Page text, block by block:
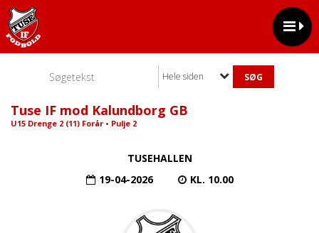
Hele siden
Tuse IF mod Kalundborg GB
U15 Drenge 2 (11) Forår • Pulje 2
TUSEHALLEN
19-04-2026
KL. 10.00